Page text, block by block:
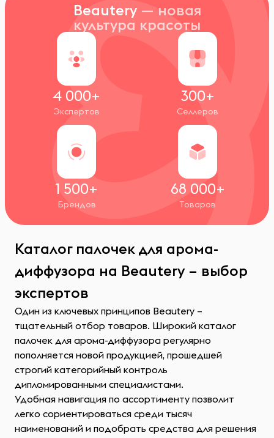
Beautery — новая
культура красоты
4 000+
Экспертов
300+
Селлеров
1 500+
Брендов
68 000+
Товаров
Каталог палочек для арома-
диффузора на Beautery – выбор
экспертов
Один из ключевых принципов Beautery –
тщательный отбор товаров. Широкий каталог
палочек для арома-диффузора регулярно
пополняется новой продукцией, прошедшей
строгий категорийный контроль
дипломированными специалистами.
Удобная навигация по ассортименту позволит
легко сориентироваться среди тысяч
наименований и подобрать средства для решения